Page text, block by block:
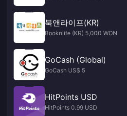
북앤라이프(KR)
Booknlife (KR) 5,000 WON
GoCash (Global)
GoCash US$ 5
HitPoints USD
HitPoints 0.99 USD